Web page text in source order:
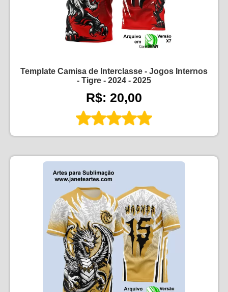
Template Camisa de Interclasse - Jogos Internos
- Tigre - 2024 - 2025
R$: 20,00